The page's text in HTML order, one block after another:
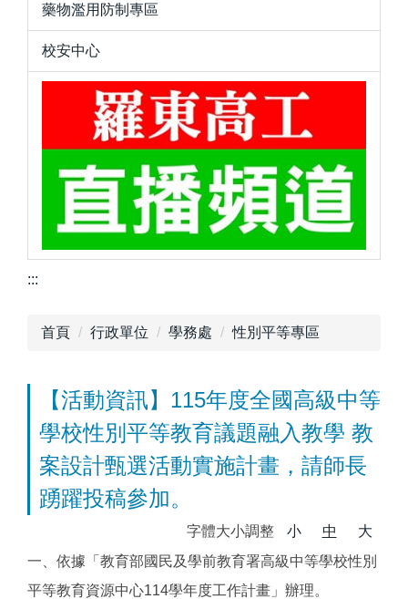
藥物濫用防制專區
校安中心
:::
首頁 行政單位 學務處 性別平等專區
【活動資訊】115年度全國高級中等
學校性別平等教育議題融入教學 教
案設計甄選活動實施計畫，請師長
踴躍投稿參加。
字體大小調整 小 中
大
一、依據「教育部國民及學前教育署高級中等學校性別
平等教育資源中心114學年度工作計畫」辦理。